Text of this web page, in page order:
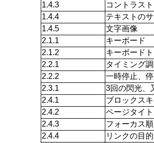
1.4.3
コントラス
1.4.4
テキストの
1.4.5
文字画像
2.1.1
キーボード
2.1.2
キーボード
2.2.1
タイミング
2.2.2
一時停止、
2.3.1
3回の閃光、
2.4.1
ブロックス
2.4.2
ページタイ
2.4.3
フォーカス
2.4.4
リンクの目